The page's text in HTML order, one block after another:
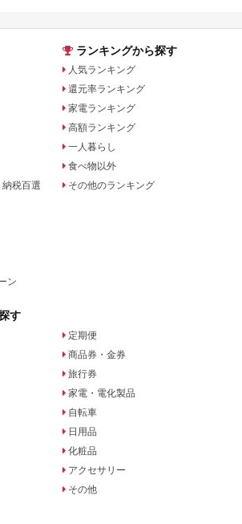
税百選
ン
ランキングから探す
人気ランキング
還元率ランキング
家電ランキング
高額ランキング
一人暮らし
食べ物以外
その他のランキング
す
定期便
商品券・金券
旅行券
家電・電化製品
自転車
日用品
化粧品
アクセサリー
その他